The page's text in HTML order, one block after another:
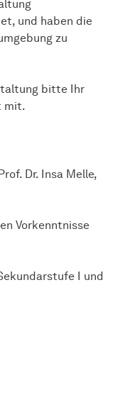
und haben die
zu
bitte Ihr
mit.
Dr. Insa Melle,
Vorkenntnisse
I und